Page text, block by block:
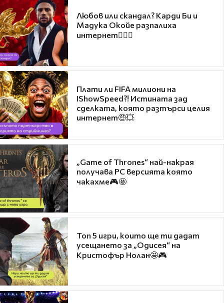
Любов или скандал? Карди Би и
Мадука Окойе разпалиха
интернет❤️‍🔥🔥
Плати ли FIFA милиони на
IShowSpeed?! Истината зад
сделката, която разтърси целия
интернет🤑💥
„Game of Thrones“ най-накрая
получава PC версията която
чакахме🎮🤩
Топ 5 игри, които ще ти дадат
усещането за „Одисея“ на
Кристофър Нолан🤩🎮